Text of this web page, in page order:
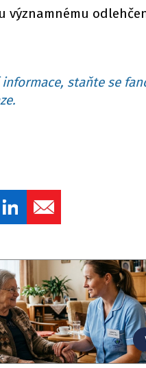
významnému
staňte se